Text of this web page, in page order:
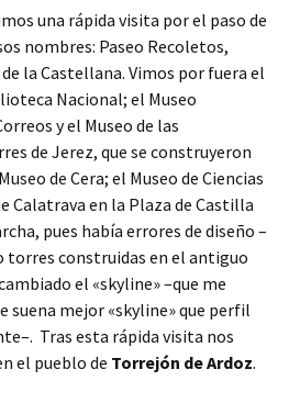
una rápida visita por el paso de
nombres: Paseo Recoletos,
la Castellana. Vimos por fuera el
Nacional; el Museo
y el Museo de las
de Jerez, que se construyeron
de Cera; el Museo de Ciencias
Calatrava en la Plaza de Castilla
pues había errores de diseño –
torres construidas en el antiguo
el «skyline» –que me
suena mejor «skyline» que perfil
Tras esta rápida visita nos
el pueblo de Torrejón de Ardoz.